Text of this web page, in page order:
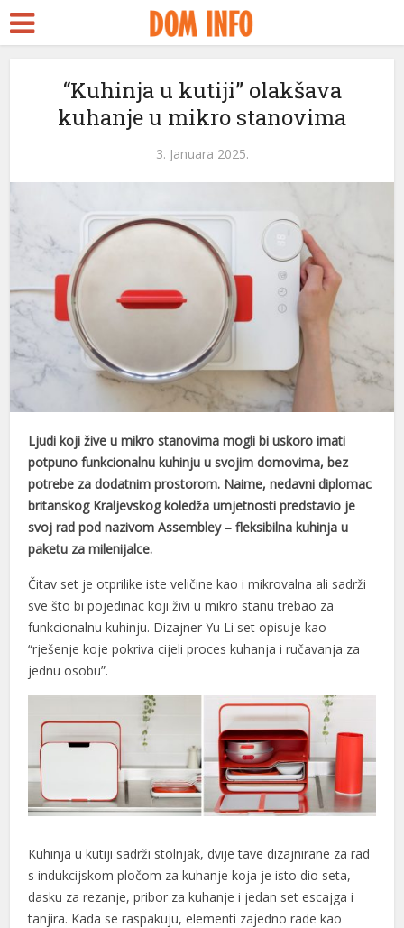
“Kuhinja u kutiji” olakšava
kuhanje u mikro stanovima
3. Januara 2025.
Ljudi koji žive u mikro stanovima mogli bi uskoro imati
potpuno funkcionalnu kuhinju u svojim domovima, bez
potrebe za dodatnim prostorom. Naime, nedavni diplomac
britanskog Kraljevskog koledža umjetnosti predstavio je
svoj rad pod nazivom Assembley – fleksibilna kuhinja u
paketu za milenijalce.
Čitav set je otprilike iste veličine kao i mikrovalna ali sadrži
sve što bi pojedinac koji živi u mikro stanu trebao za
funkcionalnu kuhinju. Dizajner Yu Li set opisuje kao
“rješenje koje pokriva cijeli proces kuhanja i ručavanja za
jednu osobu”.
Kuhinja u kutiji sadrži stolnjak, dvije tave dizajnirane za rad
s indukcijskom pločom za kuhanje koja je isto dio seta,
dasku za rezanje, pribor za kuhanje i jedan set escajga i
tanjira. Kada se raspakuju, elementi zajedno rade kao